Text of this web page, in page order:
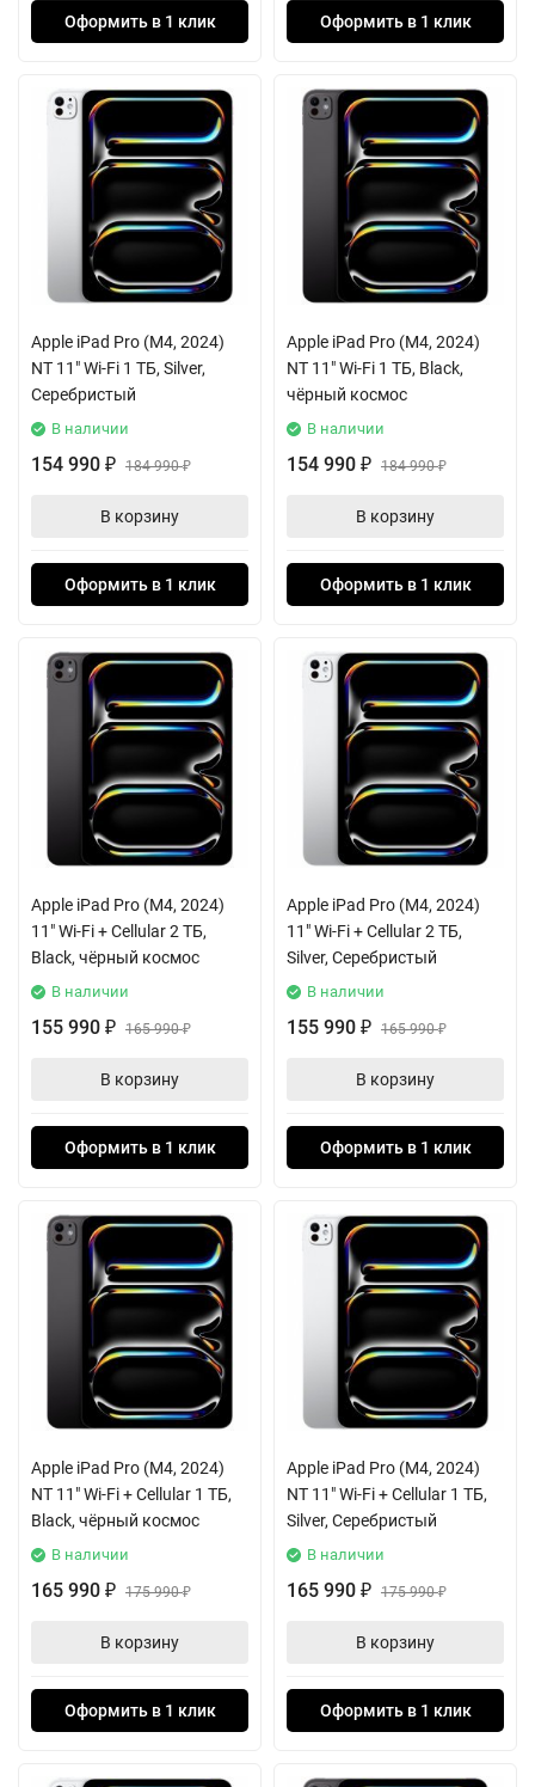
Оформить в 1 клик Оформить в 1 клик
Apple iPad Pro (M4, 2024)
NT 11" Wi-Fi 1 ТБ, Silver,
Серебристый
В наличии
154 990 ₽ 184 990₽
В корзину
Оформить в 1 клик
Apple iPad Pro (M4, 2024)
NT 11" Wi-Fi 1 ТБ, Black,
чёрный космос
В наличии
154 990 ₽ 184 990₽
В корзину
Оформить в 1 клик
Apple iPad Pro (M4, 2024)
11" Wi-Fi + Cellular 2 ТБ,
Black, чёрный космос
В наличии
155 990 ₽ 165 990₽
В корзину
Оформить в 1 клик
Apple iPad Pro (M4, 2024)
11" Wi-Fi + Cellular 2 ТБ,
Silver, Серебристый
В наличии
155 990 ₽ 165 990₽
В корзину
Оформить в 1 клик
Apple iPad Pro (M4, 2024)
NT 11" Wi-Fi + Cellular 1 ТБ,
Black, чёрный космос
В наличии
165 990 ₽ 175 990₽
В корзину
Оформить в 1 клик
Apple iPad Pro (M4, 2024)
NT 11" Wi-Fi + Cellular 1 ТБ,
Silver, Серебристый
В наличии
165 990 ₽ 175 990₽
В корзину
Оформить в 1 клик